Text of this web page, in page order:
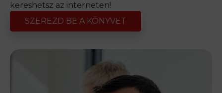
kereshetsz az interneten!
SZEREZD BE A KÖNYVET